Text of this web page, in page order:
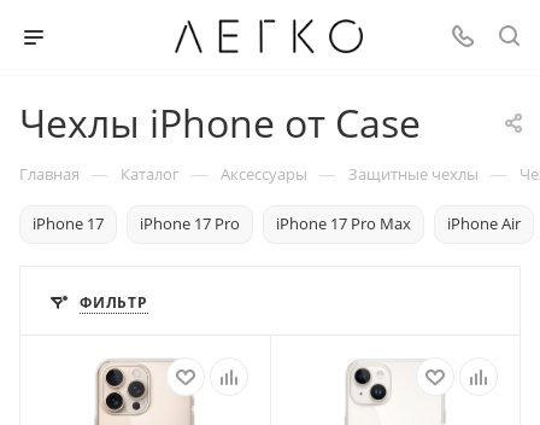
Чехлы iPhone от Case
Главная — Каталог — Аксессуары — Защитные чехлы —
iPhone 17 iPhone 17 Pro iPhone 17 Pro Max iPhone Air
ФИЛЬТР